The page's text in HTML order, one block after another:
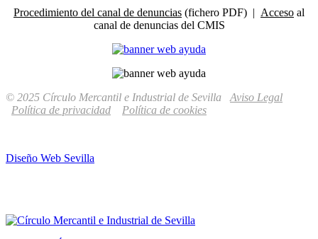
Procedimiento del canal de denuncias (fichero PDF) | Acceso al
canal de denuncias del CMIS
© 2025 Círculo Mercantil e Industrial de Sevilla Aviso Legal
Política de privacidad
Política de cookies
Diseño Web Sevilla